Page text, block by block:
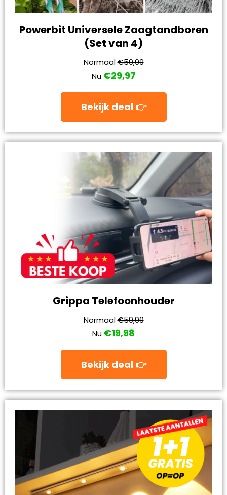
Powerbit Universele Zaagtandboren
(Set van 4)
Normaal€59,99
Nu €29,97
Bekijk deal 👉
Grippa Telefoonhouder
Normaal€59,99
Nu €19,98
Bekijk deal 👉